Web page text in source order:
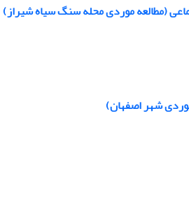
(مطالعه موردی محله سنگ سیاه شیراز)
شهر اصفهان)